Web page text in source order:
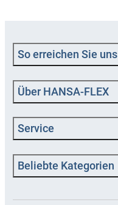
So erreichen Sie uns
Über HANSA‑FLEX
Service
Beliebte Kategorien